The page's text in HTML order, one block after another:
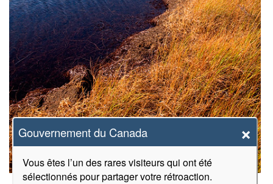
Gouvernement du Canada ×
Vous êtes l’un des rares visiteurs qui ont été
sélectionnés pour partager votre rétroaction.